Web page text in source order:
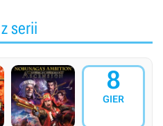
serii
8
GIER